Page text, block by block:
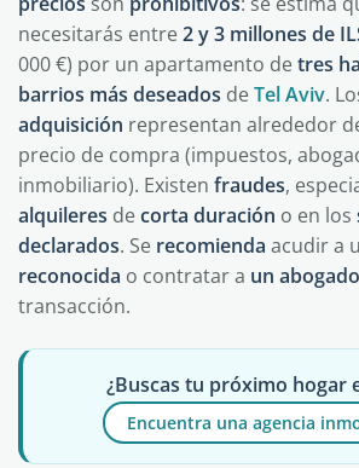
necesitarás entre2 y 3 millones de
000 €) por un apartamento detres
barrios más deseados deTel Aviv.
adquisición representan alrededor
precio de compra (impuestos,
inmobiliario). Existen fraudes,
alquileres decorta duración o en los
declarados. Se recomienda acudir a
reconocida o contratar a un abogado
transacción.
¿Buscas tu próximo hogar
Encuentra una agencia